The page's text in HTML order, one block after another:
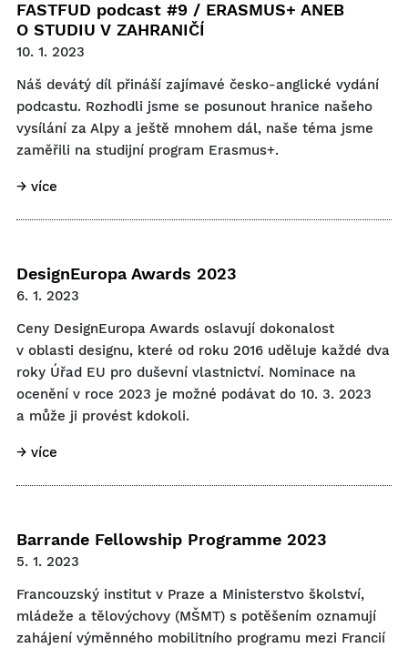
FASTFUD podcast #9 / ERASMUS+ ANEB
O STUDIU V ZAHRANIČÍ
10. 1. 2023
Náš devátý díl přináší zajímavé česko-anglické vydání
podcastu. Rozhodli jsme se posunout hranice našeho
vysílání za Alpy a ještě mnohem dál, naše téma jsme
zaměřili na studijní program Erasmus+.
→ více
DesignEuropa Awards 2023
6. 1. 2023
Ceny DesignEuropa Awards oslavují dokonalost
v oblasti designu, které od roku 2016 uděluje každé dva
roky Úřad EU pro duševní vlastnictví. Nominace na
ocenění v roce 2023 je možné podávat do 10. 3. 2023
a může ji provést kdokoli.
→ více
Barrande Fellowship Programme 2023
5. 1. 2023
Francouzský institut v Praze a Ministerstvo školství,
mládeže a tělovýchovy (MŠMT) s potěšením oznamují
zahájení výměnného mobilitního programu mezi Francií